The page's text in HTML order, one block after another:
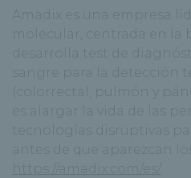
Amadix es una empresa
molecular, centrada en la
desarrolla test de
sangre para la detección
(colorrectal, pulmón y
es alargar la vida de las
tecnologías disruptivas
antes de que aparezcan
https://amadix.com/es/